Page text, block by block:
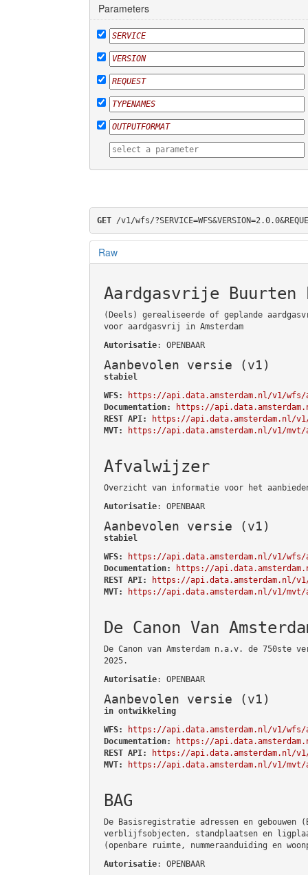
Parameters
GET /v1/wfs/
Raw
Aardgasvrije
(Deels) gerealiseerde of geplande
voor aardgasvrij in Amsterdam
Autorisatie: OPENBAAR
Aanbevolen versie (v1)
stabiel
WFS:
https://api.data.amsterdam.nl/v1/wfs/
Documentation:
https://
REST API:
https://api.data.amsterdam.nl/
MVT:
https://api.data.amsterdam.nl/v1/mvt/
Afvalwijzer
Overzicht van informatie voor het
Autorisatie: OPENBAAR
Aanbevolen versie (v1)
stabiel
WFS:
https://api.data.amsterdam.nl/v1/
Documentation:
https://
REST API:
https://api.data.amsterdam.nl/
MVT:
https://api.data.amsterdam.nl/v1/
De Canon Van
De Canon van Amsterdam n.a.v. de 750ste
2025.
Autorisatie: OPENBAAR
Aanbevolen versie (v1)
in ontwikkeling
WFS:
https://api.data.amsterdam.nl/v1/wfs/
Documentation:
https://
REST API:
https://api.data.amsterdam.nl/v1/
MVT:
https://api.data.amsterdam.nl/v1/mvt/
BAG
De Basisregistratie adressen en gebouwen
verblijfsobjecten, standplaatsen en
(openbare ruimte, nummeraanduiding en
Autorisatie: OPENBAAR